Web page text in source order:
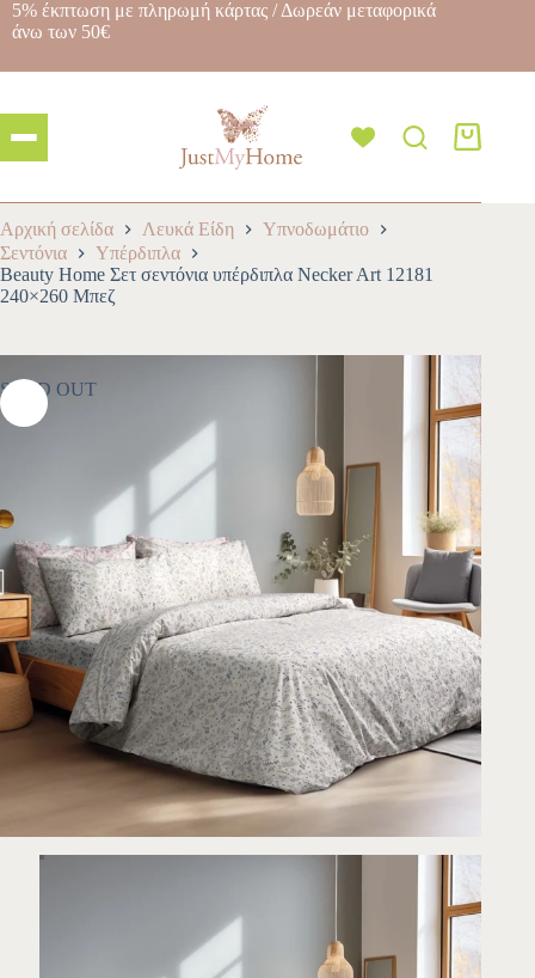
5% έκπτωση με πληρωμή κάρτας / Δωρεάν μεταφορικά
άνω των 50€
Αρχική σελίδα Λευκά Είδη
Υπνοδωμάτιο
Σεντόνια
Υπέρδιπλα
Beauty Home Σετ σεντόνια υπέρδιπλα Necker Art 12181
240×260 Μπεζ
SOLD OUT